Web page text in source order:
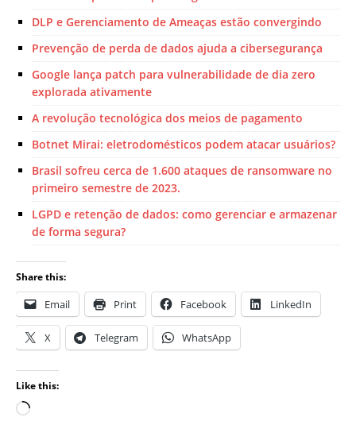
DLP e Gerenciamento de Ameaças estão convergindo
Prevenção de perda de dados ajuda a cibersegurança
Google lança patch para vulnerabilidade de dia zero
explorada ativamente
A revolução tecnológica dos meios de pagamento
Botnet Mirai: eletrodomésticos podem atacar usuários?
Brasil sofreu cerca de 1.600 ataques de ransomware no
primeiro semestre de 2023.
LGPD e retenção de dados: como gerenciar e armazenar
de forma segura?
Share this:
Email Print Facebook LinkedIn
X Telegram WhatsApp
Like this: